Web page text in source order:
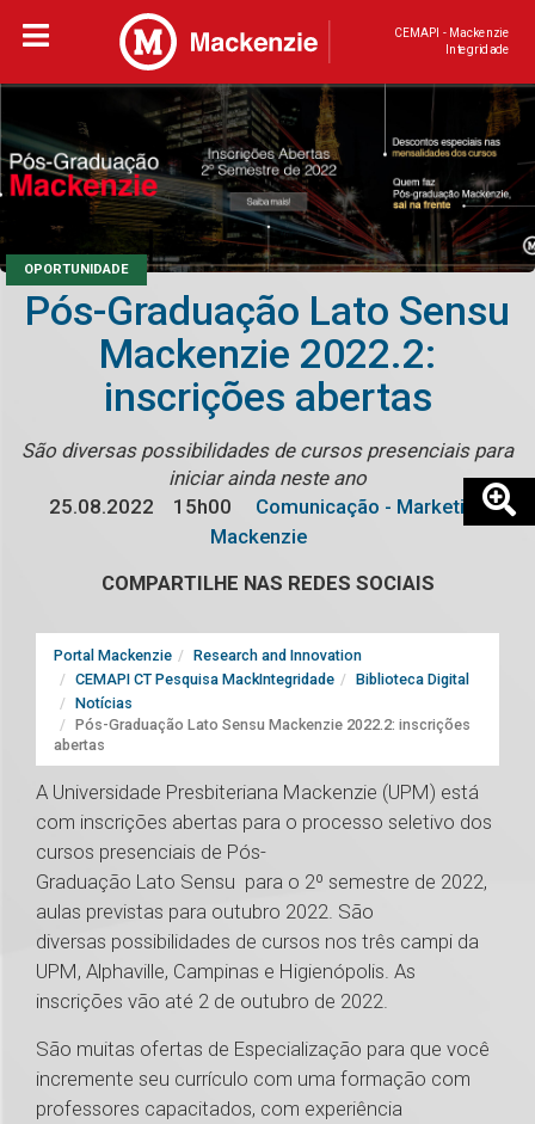
CEMAPI - Mackenzie
Integridade
OPORTUNIDADE
Pós-Graduação Lato Sensu
Mackenzie 2022.2:
inscrições abertas
São diversas possibilidades de cursos presenciais para
iniciar ainda neste ano
25.08.2022
15h00
Comunicação - Marketing
Mackenzie
COMPARTILHE NAS REDES SOCIAIS
Portal Mackenzie
Research and Innovation
CEMAPI CT Pesquisa MackIntegridade
Biblioteca Digital
Notícias
Pós-Graduação Lato Sensu Mackenzie 2022.2: inscrições
abertas
A Universidade Presbiteriana Mackenzie (UPM) está
com inscrições abertas para o processo seletivo dos
cursos presenciais de Pós-
Graduação Lato Sensu para o 2º semestre de 2022,
aulas previstas para outubro 2022. São
diversas possibilidades de cursos nos três campi da
UPM, Alphaville, Campinas e Higienópolis. As
inscrições vão até 2 de outubro de 2022.
São muitas ofertas de Especialização para que você
incremente seu currículo com uma formação com
professores capacitados, com experiência